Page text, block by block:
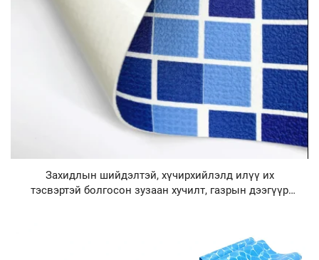
Захидлын шийдэлтэй, хүчирхийлэлд илүү их
тэсвэртэй болгосон зузаан хучилт, газрын дээгүүр